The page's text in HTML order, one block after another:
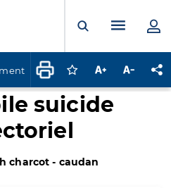
Ouvrir laMenu
Connectez-vous
Augmenter la
suicide
charcot - caudan